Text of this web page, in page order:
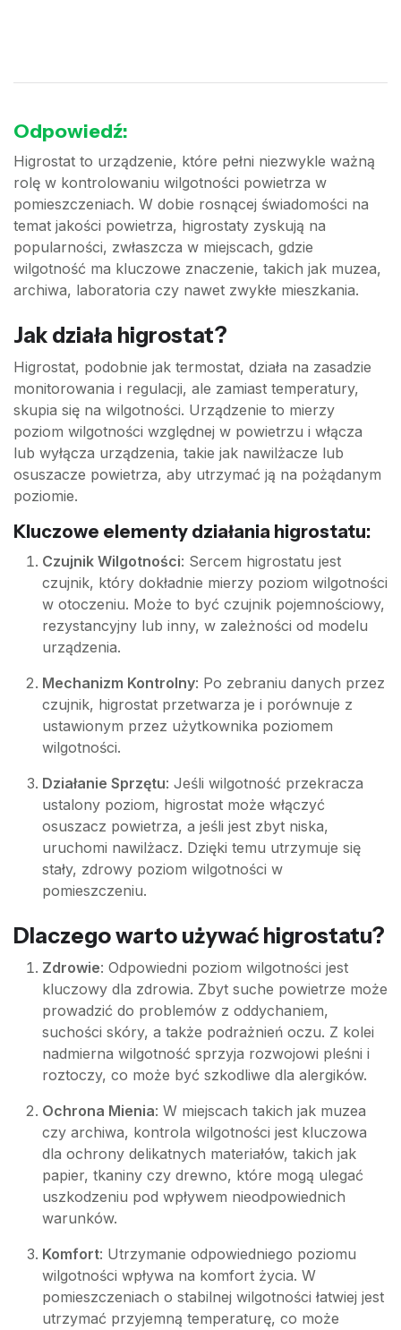
Odpowiedź:
Higrostat to urządzenie, które pełni niezwykle ważną
rolę w kontrolowaniu wilgotności powietrza w
pomieszczeniach. W dobie rosnącej świadomości na
temat jakości powietrza, higrostaty zyskują na
popularności, zwłaszcza w miejscach, gdzie
wilgotność ma kluczowe znaczenie, takich jak muzea,
archiwa, laboratoria czy nawet zwykłe mieszkania.
Jak działa higrostat?
Higrostat, podobnie jak termostat, działa na zasadzie
monitorowania i regulacji, ale zamiast temperatury,
skupia się na wilgotności. Urządzenie to mierzy
poziom wilgotności względnej w powietrzu i włącza
lub wyłącza urządzenia, takie jak nawilżacze lub
osuszacze powietrza, aby utrzymać ją na pożądanym
poziomie.
Kluczowe elementy działania higrostatu:
Czujnik Wilgotności: Sercem higrostatu jest
czujnik, który dokładnie mierzy poziom wilgotności
w otoczeniu. Może to być czujnik pojemnościowy,
rezystancyjny lub inny, w zależności od modelu
urządzenia.
Mechanizm Kontrolny: Po zebraniu danych przez
czujnik, higrostat przetwarza je i porównuje z
ustawionym przez użytkownika poziomem
wilgotności.
Działanie Sprzętu: Jeśli wilgotność przekracza
ustalony poziom, higrostat może włączyć
osuszacz powietrza, a jeśli jest zbyt niska,
uruchomi nawilżacz. Dzięki temu utrzymuje się
stały, zdrowy poziom wilgotności w
pomieszczeniu.
Dlaczego warto używać higrostatu?
Zdrowie: Odpowiedni poziom wilgotności jest
kluczowy dla zdrowia. Zbyt suche powietrze może
prowadzić do problemów z oddychaniem,
suchości skóry, a także podrażnień oczu. Z kolei
nadmierna wilgotność sprzyja rozwojowi pleśni i
roztoczy, co może być szkodliwe dla alergików.
Ochrona Mienia: W miejscach takich jak muzea
czy archiwa, kontrola wilgotności jest kluczowa
dla ochrony delikatnych materiałów, takich jak
papier, tkaniny czy drewno, które mogą ulegać
uszkodzeniu pod wpływem nieodpowiednich
warunków.
Komfort: Utrzymanie odpowiedniego poziomu
wilgotności wpływa na komfort życia. W
pomieszczeniach o stabilnej wilgotności łatwiej jest
utrzymać przyjemną temperaturę, co może